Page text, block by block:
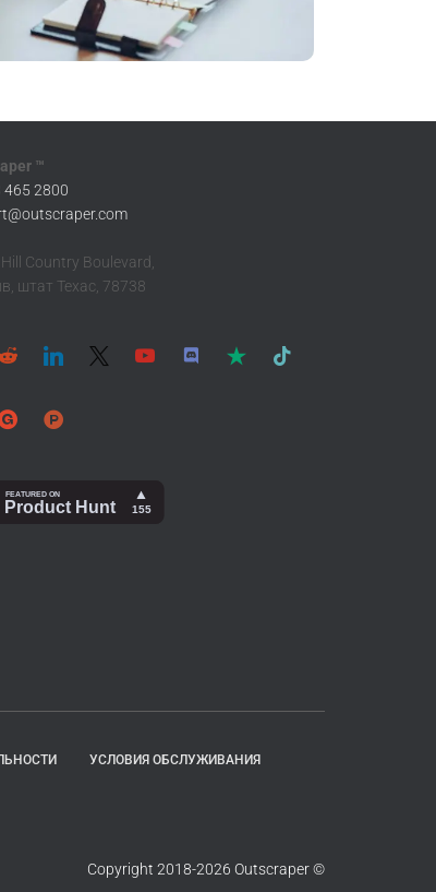
™
465 2800
Country Boulevard,
штат Техас, 78738
УСЛОВИЯ ОБСЛУЖИВАНИЯ
Copyright 2018-2026 Outscraper ©